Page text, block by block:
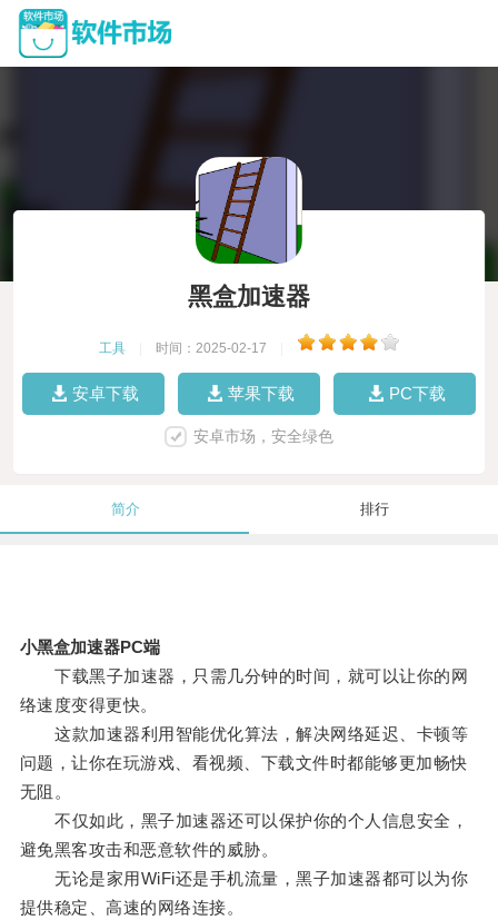
黑盒加速器
工具 时间：2025-02-17
安卓下载 苹果下载 PC下载
安卓市场，安全绿色
简介 排行
小黑盒加速器PC端
下载黑子加速器，只需几分钟的时间，就可以让你的网
络速度变得更快。
这款加速器利用智能优化算法，解决网络延迟、卡顿等
问题，让你在玩游戏、看视频、下载文件时都能够更加畅快
无阻。
不仅如此，黑子加速器还可以保护你的个人信息安全，
避免黑客攻击和恶意软件的威胁。
无论是家用WiFi还是手机流量，黑子加速器都可以为你
提供稳定、高速的网络连接。